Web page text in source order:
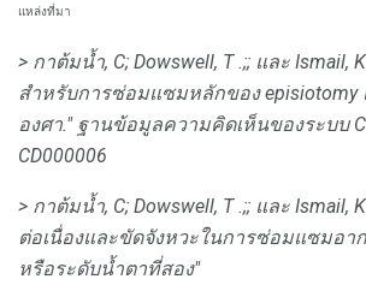
แหล่งที่มา
> กาต้มน้ำ, C; Dowswell, T .;; และ Ismail,
สำหรับการซ่อมแซมหลักของ episiotomy
องศา." ฐานข้อมูลความคิดเห็นของระบบ
CD000006
> กาต้มน้ำ, C; Dowswell, T .;; และ Ismail,
ต่อเนื่องและขัดจังหวะในการซ่อมแซมอา
หรือระดับน้ำตาที่สอง"